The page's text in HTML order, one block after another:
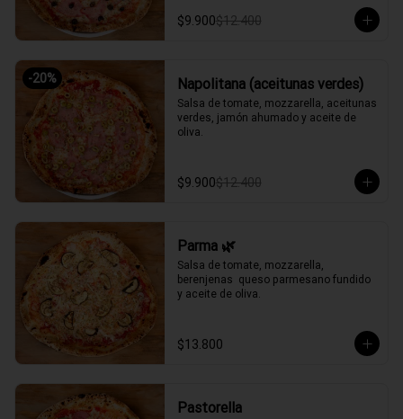
$9.900$12.400
-20% Napolitana (aceitunas verdes)
Salsa de tomate, mozzarella, aceitunas
verdes, jamón ahumado y aceite de
oliva.
$9.900$12.400
Parma 🌿
Salsa de tomate, mozzarella,
berenjenas  queso parmesano fundido
y aceite de oliva.
$13.800
Pastorella